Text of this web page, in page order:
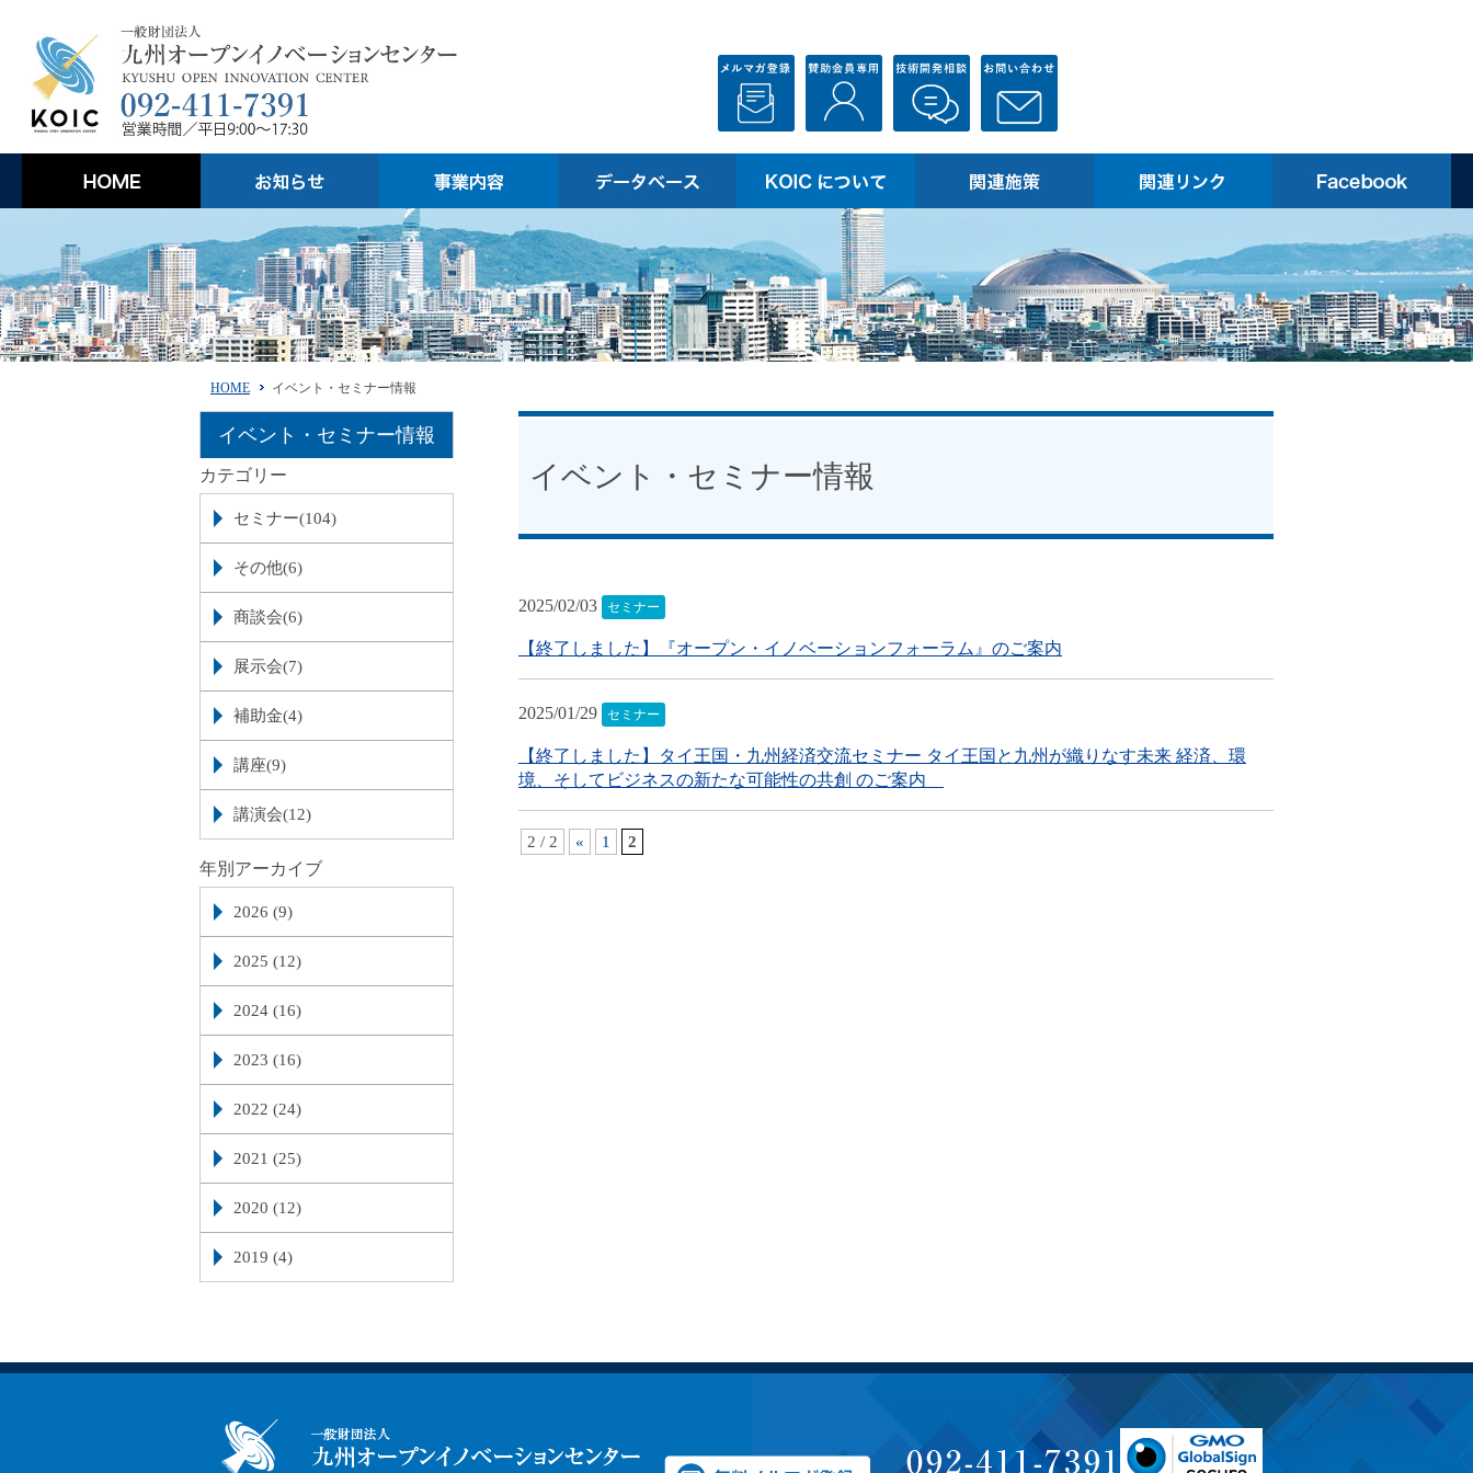
HOME イベント・セミナー情報
イベント・セミナー情報
2025/02/03 セミナー
【終了しました】『オープン・イノベーションフォーラム』のご案内
2025/01/29 セミナー
【終了しました】タイ王国・九州経済交流セミナー タイ王国と九州が織りなす未来 経済、環
境、そしてビジネスの新たな可能性の共創 のご案内
2 / 2 « 1 2
イベント・セミナー情報
カテゴリー
セミナー(104)
その他(6)
商談会(6)
展示会(7)
補助金(4)
講座(9)
講演会(12)
年別アーカイブ
2026 (9)
2025 (12)
2024 (16)
2023 (16)
2022 (24)
2021 (25)
2020 (12)
2019 (4)